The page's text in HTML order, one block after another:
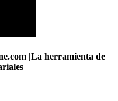
|La herramienta de